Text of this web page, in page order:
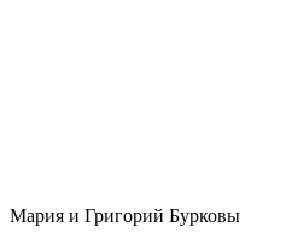
Мария и Григорий Бурковы